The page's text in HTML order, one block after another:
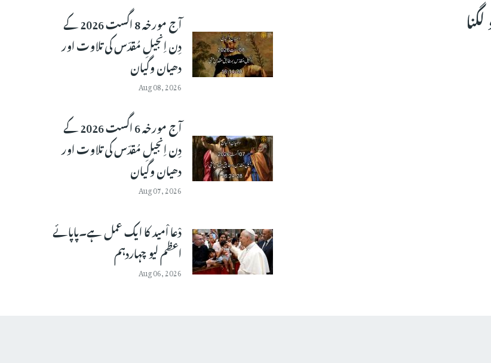
آج مورخہ 8 اگست 2026 کے
دِن اِنجیلِ مُقدّس کی تلاوت اور
دھیان وگیان
Aug 08, 2026
آج مورخہ 6 اگست 2026 کے
دِن اِنجیلِ مُقدّس کی تلاوت اور
دھیان وگیان
Aug 07, 2026
دْعا اْمید کا ایک عمل ہے۔پاپائے
اعظم لیو چہاردہم
Aug 06, 2026